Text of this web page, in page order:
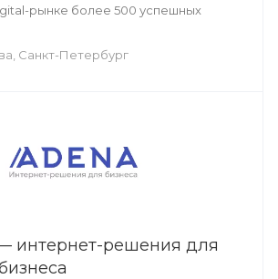
рынке более 500 успешных
Санкт-Петербург
интернет-решения для